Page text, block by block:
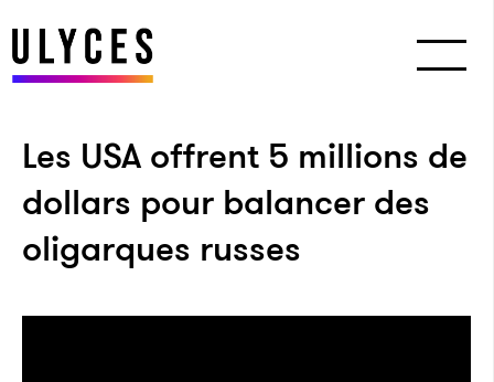
Les USA offrent 5 millions de
dollars pour balancer des
oligarques russes